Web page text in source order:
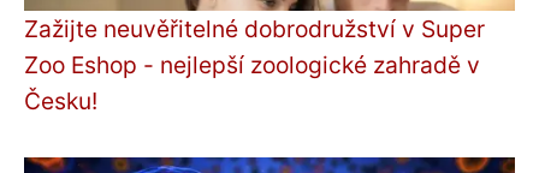
Zažijte neuvěřitelné dobrodružství v Super
Zoo Eshop - nejlepší zoologické zahradě v
Česku!